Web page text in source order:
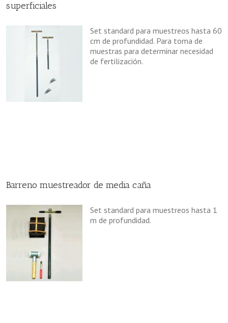
superficiales
Set standard para muestreos hasta 60
cm de profundidad. Para toma de
muestras para determinar necesidad
de fertilización.
Barreno muestreador de media caña
Set standard para muestreos hasta 1
m de profundidad.